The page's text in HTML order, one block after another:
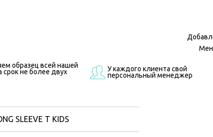
образец всей нашей
срок не более двух
У каждого клиента свой
персональный менеджер
SLEEVE T KIDS